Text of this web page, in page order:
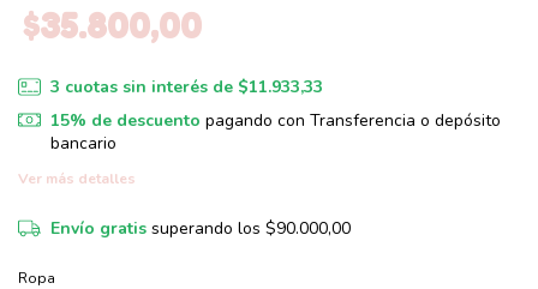
$35.800,00
3 cuotas sin interés de $11.933,33
15% de descuento pagando con Transferencia o depósito
bancario
Ver más detalles
Envío gratis superando los $90.000,00
Ropa